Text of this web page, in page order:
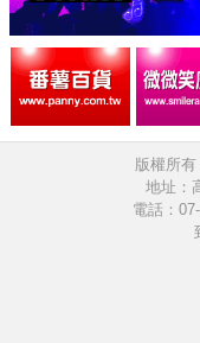
版權所
地址：
電話：